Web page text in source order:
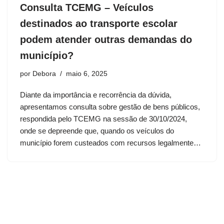
Consulta TCEMG – Veículos
destinados ao transporte escolar
podem atender outras demandas do
município?
por Debora maio 6, 2025
Diante da importância e recorrência da dúvida,
apresentamos consulta sobre gestão de bens públicos,
respondida pelo TCEMG na sessão de 30/10/2024,
onde se depreende que, quando os veículos do
município forem custeados com recursos legalmente…